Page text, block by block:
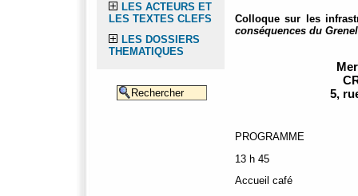
LES ACTEURS ET
LES TEXTES CLEFS
LES DOSSIERS
THEMATIQUES
Colloque sur les
conséquences du
5,
PROGRAMME
13 h 45
Accueil café